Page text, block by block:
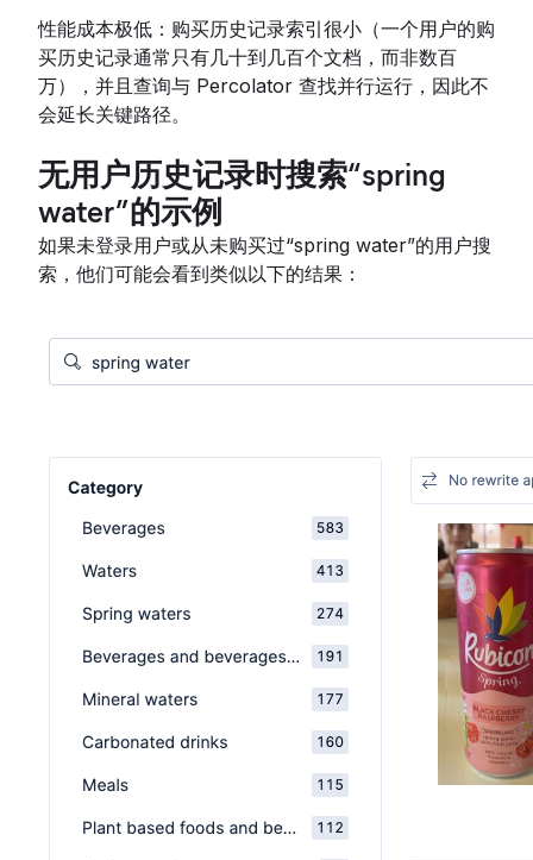
性能成本极低：购买历史记录索引很小（一个用户的购
买历史记录通常只有几十到几百个文档，而非数百
万），并且查询与 Percolator 查找并行运行，因此不
会延长关键路径。
无用户历史记录时搜索“spring
water”的示例
如果未登录用户或从未购买过“spring water”的用户搜
索，他们可能会看到类似以下的结果：